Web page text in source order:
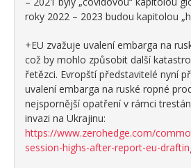
roky 2022 – 2023 budou kapitolou
+EU zvažuje uvalení embarga na
což by mohlo způsobit další
řetězci. Evropští představitelé nyní
uvalení embarga na ruské ropné
nejspornější opatření v rámci
invazi na Ukrajinu:
https://www.zerohedge.com/
session-highs-after-report-eu-